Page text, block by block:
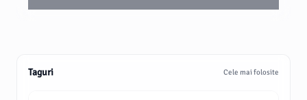
Taguri Cele mai folosite